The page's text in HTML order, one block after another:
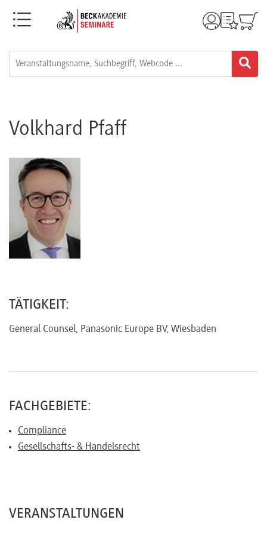
Menü
Webinare
Learnings
Über
FAQ
Volkhard Pfaff
TÄTIGKEIT:
General Counsel, Panasonic Europe BV, Wiesbaden
FACHGEBIETE:
Compliance
Gesellschafts- & Handelsrecht
VERANSTALTUNGEN